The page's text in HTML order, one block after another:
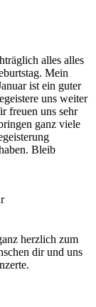
alles alles
Mein
ist ein guter
uns weiter
freuen uns sehr
ganz viele
Bleib
herzlich zum
dir und uns